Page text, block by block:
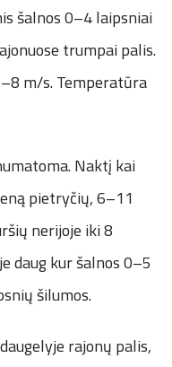
šalnos 0–4 laipsniai
trumpai palis.
m/s. Temperatūra
Naktį kai
pietryčių, 6–11
nerijoje iki 8
daug kur šalnos 0–5
šilumos.
rajonų palis,